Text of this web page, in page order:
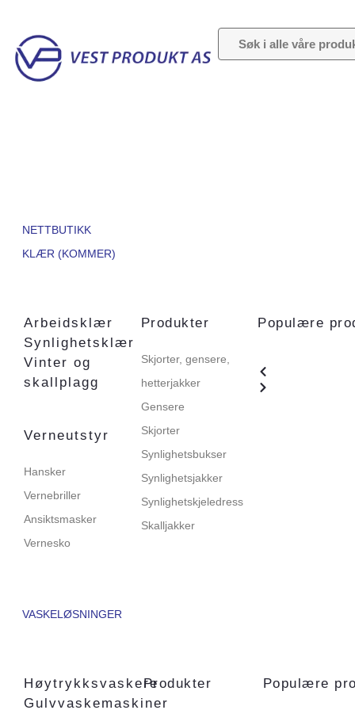
NETTBUTIKK
KLÆR (KOMMER)
Arbeidsklær
Synlighetsklær
Vinter og
skallplagg
Verneutstyr
Hansker
Vernebriller
Ansiktsmasker
Vernesko
Produkter
Skjorter, gensere,
hetterjakker
Gensere
Skjorter
Synlighetsbukser
Synlighetsjakker
Synlighetskjeledress
Skalljakker
Populære
VASKELØSNINGER
Høytrykksvaskere
Gulvvaskemaskiner
Produkter Populære